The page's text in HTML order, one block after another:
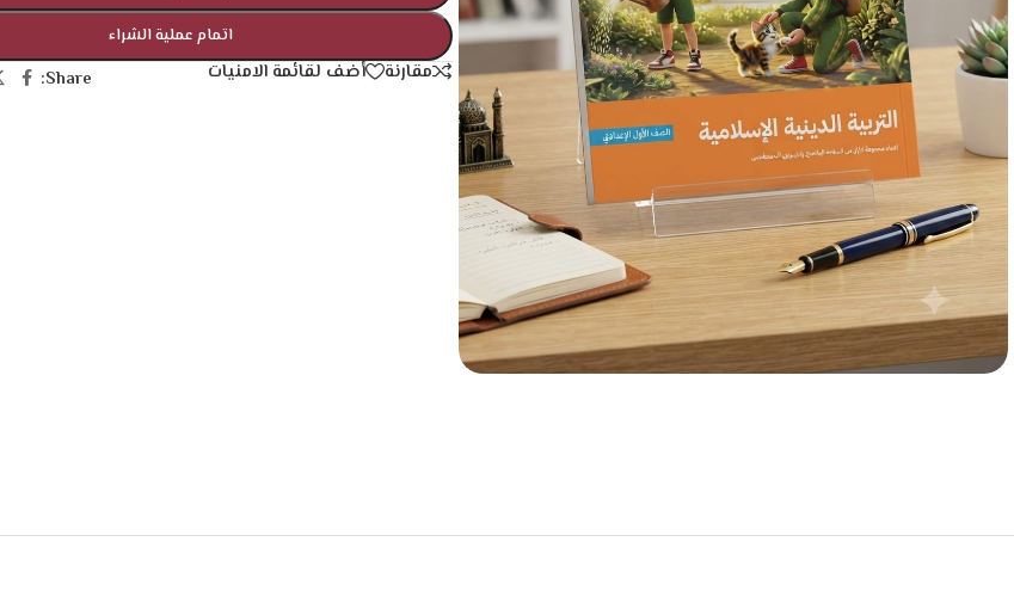
اتمام عملية الشراء
مقارنة أضف لقائمة الامنيات Share: